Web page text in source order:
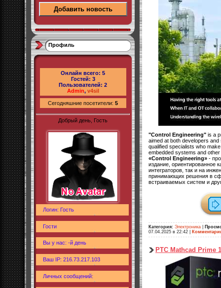
Добавить новость
Профиль
Онлайн всего: 5
Гостей: 3
Пользователей: 2
Admin, v4sil
Сегодняшние посетители: 5
Добрый день, Гость
Логин: Гость
Гости
Вы у нас: -й день
Ваш IP: 216.73.217.103
Личных сообщений:
"Control Engineering" is a
aimed at both developers
qualified specialists who
embedded systems and
«Control Engineering» -
издание, ориентированное
интеграторов, так и на
принимающих решения в
встраиваемых систем и
Категория: Электроника
07.04.2025 в 22:42
PTC Mathcad Prime